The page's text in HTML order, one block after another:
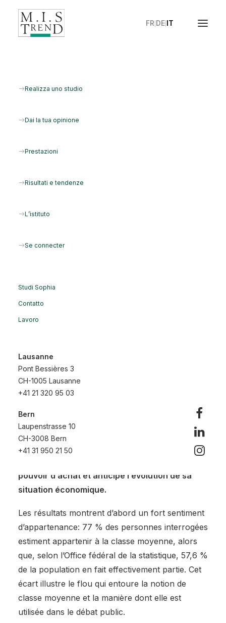
FR DE IT
Realizza uno studio
Dai la tua opinione
Prestazioni
Risultati e tendenze
L’istituto
Se connecter
Studi Sophia
Contatto
Lavoro
Lausanne
Pont Bessières 3
CH-1005 Lausanne
+41 21 320 95 03
Bern
Laupenstrasse 10
CH-3008 Bern
+41 31 950 21 50
2025
Classe moyenne en
mais des perspectives
assombries
Dans le cadre d’un partenariat avec Le Temps,
MIS Trend a interrogé en novembre 2025 plus
de 2800 personnes en Suisse afin de mieux
comprendre comment la population se situe
pouvoir d’achat et anticipe l’évolution de sa
situation économique.
Les résultats montrent d’abord un fort sentiment
d’appartenance: 77 % des personnes interrogées
estiment appartenir à la classe moyenne, alors
que, selon l’Office fédéral de la statistique, 57,6 %
de la population en fait effectivement partie. Cet
écart illustre le flou qui entoure la notion de
classe moyenne et la manière dont elle est
utilisée dans le débat public.